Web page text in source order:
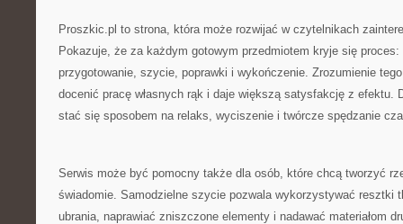
Proszkic.pl to strona, która może rozwijać w czytelnikach
Pokazuje, że za każdym gotowym przedmiotem kryje się proces:
przygotowanie, szycie, poprawki i wykończenie. Zrozumienie
docenić pracę własnych rąk i daje większą satysfakcję z efektu.
stać się sposobem na relaks, wyciszenie i twórcze spędzanie
Serwis może być pomocny także dla osób, które chcą tworzyć
świadomie. Samodzielne szycie pozwala wykorzystywać resztki
ubrania, naprawiać zniszczone elementy i nadawać materiałom